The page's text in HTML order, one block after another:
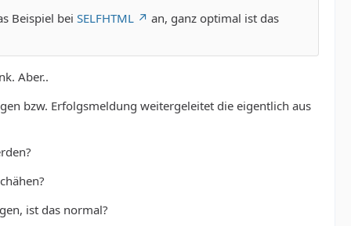
Beispiel bei SELFHTML an, ganz optimal ist das
Aber..
bzw. Erfolgsmeldung weitergeleitet die eigentlich aus
ist das normal?